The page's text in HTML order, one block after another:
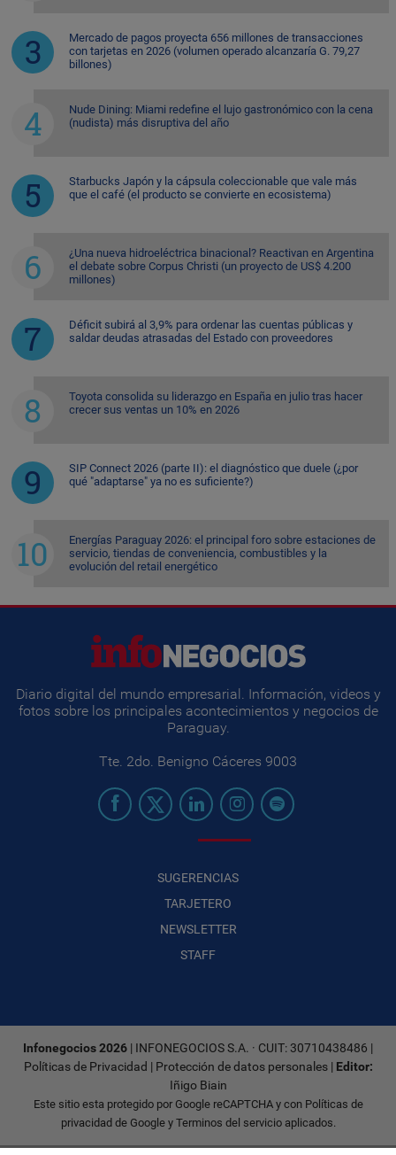
Mercado de pagos proyecta 656 millones de transacciones
con tarjetas en 2026 (volumen operado alcanzaría G. 79,27
billones)
Nude Dining: Miami redefine el lujo gastronómico con la cena
(nudista) más disruptiva del año
Starbucks Japón y la cápsula coleccionable que vale más
que el café (el producto se convierte en ecosistema)
¿Una nueva hidroeléctrica binacional? Reactivan en Argentina
el debate sobre Corpus Christi (un proyecto de US$ 4.200
millones)
Déficit subirá al 3,9% para ordenar las cuentas públicas y
saldar deudas atrasadas del Estado con proveedores
Toyota consolida su liderazgo en España en julio tras hacer
crecer sus ventas un 10% en 2026
SIP Connect 2026 (parte II): el diagnóstico que duele (¿por
qué "adaptarse" ya no es suficiente?)
Energías Paraguay 2026: el principal foro sobre estaciones de
servicio, tiendas de conveniencia, combustibles y la
evolución del retail energético
Diario digital del mundo empresarial. Información, videos y
fotos sobre los principales acontecimientos y negocios de
Paraguay.
Tte. 2do. Benigno Cáceres 9003
SUGERENCIAS
TARJETERO
NEWSLETTER
STAFF
Infonegocios 2026 | INFONEGOCIOS S.A. · CUIT: 30710438486 |
Políticas de Privacidad | Protección de datos personales| Editor:
Iñigo Biain
Este sitio esta protegido por Google reCAPTCHA y con Políticas de
privacidad de Googley Terminos del servicioaplicados.